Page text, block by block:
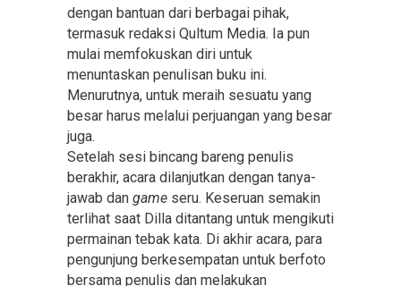
dengan bantuan dari berbagai pihak,
termasuk redaksi Qultum Media. Ia pun
mulai memfokuskan diri untuk
menuntaskan penulisan buku ini.
Menurutnya, untuk meraih sesuatu yang
besar harus melalui perjuangan yang besar
juga.
Setelah sesi bincang bareng penulis
berakhir, acara dilanjutkan dengan tanya-
jawab dan game seru. Keseruan semakin
terlihat saat Dilla ditantang untuk mengikuti
permainan tebak kata. Di akhir acara, para
pengunjung berkesempatan untuk berfoto
bersama penulis dan melakukan